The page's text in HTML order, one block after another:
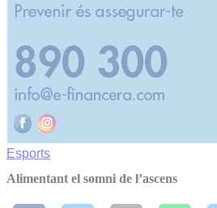
Esports
Alimentant el somni de l’ascens